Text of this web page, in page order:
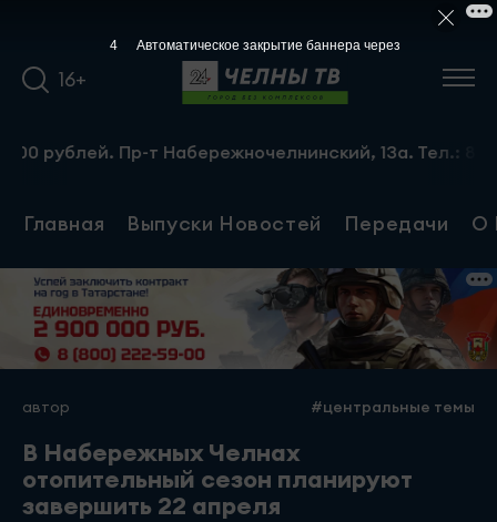
16+
Пр-т Набережночелнинский, 13а. Тел.: 8-951-
Главная Выпуски Новостей Передачи О
автор #центральные темы
В Набережных Челнах
отопительный сезон планируют
завершить 22 апреля
4 Автоматическое закрытие баннера через